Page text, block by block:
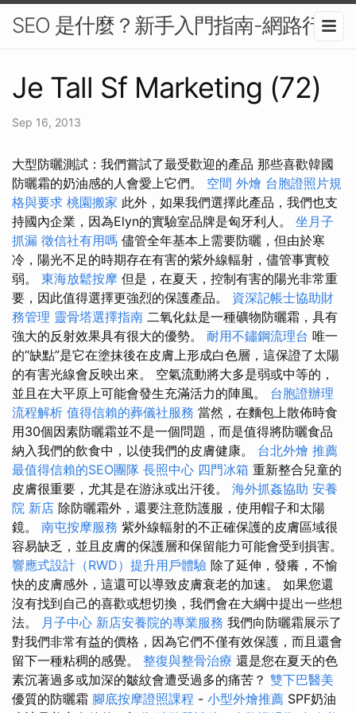
SEO 是什麼？新手入門指南-網路行銷
Je Tall Sf Marketing (72)
Sep 16, 2013
大型防曬測試：我們嘗試了最受歡迎的產品 那些喜歡韓國
防曬霜的奶油感的人會愛上它們。 空間 外燴 台胞證照片規
格與要求 桃園搬家 此外，如果我們選擇此產品，我們也支
持國內企業，因為Elyn的實驗室品牌是匈牙利人。 坐月子
抓漏 徵信社有用嗎 儘管全年基本上需要防曬，但由於寒
冷，陽光不足的時期存在有害的紫外線輻射，儘管事實較
弱。 東海放鬆按摩 但是，在夏天，控制有害的陽光非常重
要，因此值得選擇更強烈的保護產品。 資深記帳士協助財
務管理 靈骨塔選擇指南 二氧化鈦是一種礦物防曬霜，具有
強大的反射效果具有很大的優勢。 耐用不鏽鋼流理台 唯一
的“缺點”是它在塗抹後在皮膚上形成白色層，這保證了太陽
的有害光線會反映出來。 空氣流動將大多是弱或中等的，
並且在大平原上可能會發生充滿活力的陣風。 台胞證辦理
流程解析 值得信賴的葬儀社服務 當然，在麵包上散佈時食
用30個因素防曬霜並不是一個問題，而是值得將防曬食品
納入我們的飲食中，以使我們的皮膚健康。 台北外燴 推薦
最值得信賴的SEO團隊 長照中心 四門冰箱 重新整合兒童的
皮膚很重要，尤其是在游泳或出汗後。 海外抓姦協助 安養
院 新店 除防曬霜外，還要注意防護服，使用帽子和太陽
鏡。 南屯按摩服務 紫外線輻射的不正確保護的皮膚區域很
容易缺乏，並且皮膚的保護層和保留能力可能會受到損害。
響應式設計（RWD）提升用戶體驗 除了延伸，發癢，不愉
快的皮膚感外，這還可以導致皮膚衰老的加速。 如果您還
沒有找到自己的喜歡或想切換，我們會在大綱中提出一些想
法。
月子中心 新店安養院的專業服務 我們向防曬霜展示了
對我們非常有益的價格，因為它們不僅有效保護，而且還會
留下一種粘稠的感覺。 整復與整骨治療 還是您在夏天的色
素沉著過多或加深的皺紋會遭受過多的痛苦？ 雙下巴醫美
優質的防曬霜 腳底按摩證照課程 - 小型外燴推薦 SPF奶油